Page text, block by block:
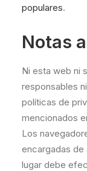
populares.
Notas
Ni esta web ni
responsables
políticas de
mencionados
Los
encargadas de
lugar debe